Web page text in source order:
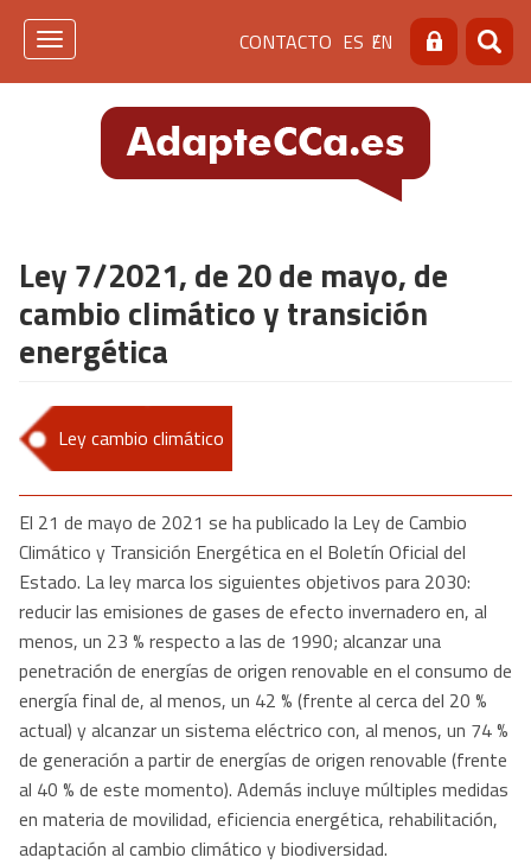
Pasar
Menú
de
cabecera
[contacto]
CONTACTO ES EN Buscar
Toggle
Ley 7/2021, de 20 de mayo, de
cambio climático y transición
energética
Ley cambio climático
El 21 de mayo de 2021 se ha publicado la Ley de Cambio
Climático y Transición Energética en el Boletín Oficial del
Estado. La ley marca los siguientes objetivos para 2030:
reducir las emisiones de gases de efecto invernadero en, al
menos, un 23 % respecto a las de 1990; alcanzar una
penetración de energías de origen renovable en el consumo de
energía final de, al menos, un 42 % (frente al cerca del 20 %
actual) y alcanzar un sistema eléctrico con, al menos, un 74 %
de generación a partir de energías de origen renovable (frente
al 40 % de este momento). Además incluye múltiples medidas
en materia de movilidad, eficiencia energética, rehabilitación,
adaptación al cambio climático y biodiversidad.